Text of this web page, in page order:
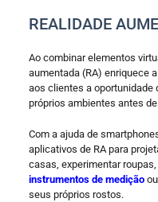
REALIDADE
Ao combinar elementos
aumentada (RA) enriquece
aos clientes a oportunidade
próprios ambientes antes
Com a ajuda de
aplicativos de RA para
casas, experimentar
instrumentos de mediçãoou
seus próprios rostos.